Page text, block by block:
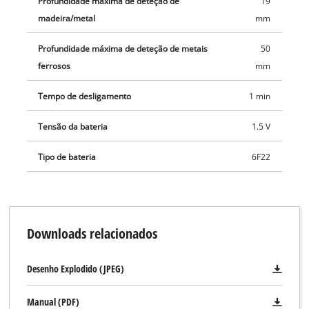
madeira/metal
mm
Profundidade máxima de deteção de metais
ferrosos
50
mm
Tempo de desligamento 1 min
Tensão da bateria 1.5 V
Tipo de bateria 6F22
Downloads relacionados
Desenho Explodido (JPEG)
Manual (PDF)